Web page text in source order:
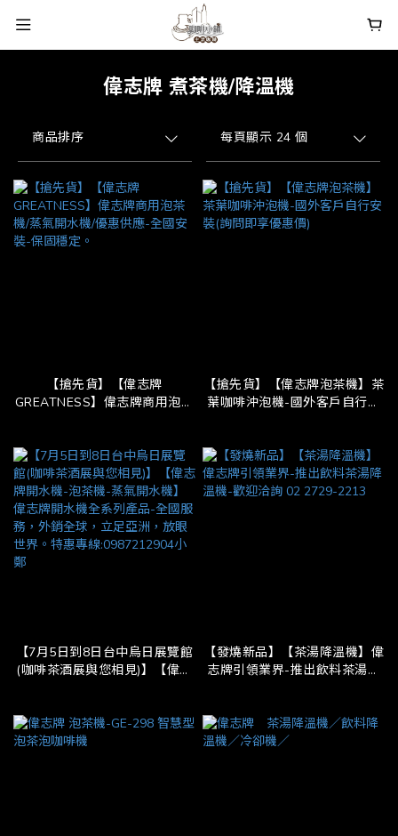
偉志牌 煮茶機/降溫機
商品排序 每頁顯示 24 個
【搶先貨】【偉志牌
GREATNESS】偉志牌商用泡茶
【搶先貨】【偉志牌泡茶機】茶
葉咖啡沖泡機-國外客戶自行安
【7月5日到8日台中烏日展覽館
(咖啡茶酒展與您相見)】【偉志
服務，外銷全球，立足亞洲，放
眼世界。特惠專線:0987212904
【發燒新品】【茶湯降溫機】偉
志牌引領業界-推出飲料茶湯降